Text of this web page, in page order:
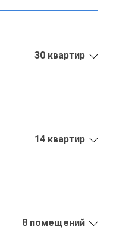
30 квартир
14 квартир
8 помещений